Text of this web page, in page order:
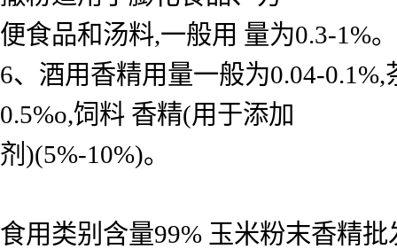
便食品和汤料,一般用 量为0.3-1%。
6、酒用香精用量一般为0.04-
0.5%o,饲料 香精(用于添加
剂)(5%-10%)。
食用类别含量99% 玉米粉末香精